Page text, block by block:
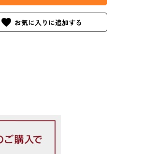
favorite